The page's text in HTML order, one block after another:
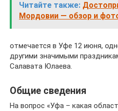
Читайте также:
Мордовии — обзор и
отмечается в Уфе 12 июня,
другими значимыми
Салавата Юлаева.
Общие сведения
На вопрос «Уфа – какая